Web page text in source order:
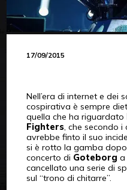
17/09/2015
Nell’era di internet e dei
cospirativa è sempre
quella che ha riguardato
Fighters, che secondo i
avrebbe finto il suo
si è rotto la gamba
concerto di Goteborg a
cancellato una serie di
sul “trono di chitarre”.